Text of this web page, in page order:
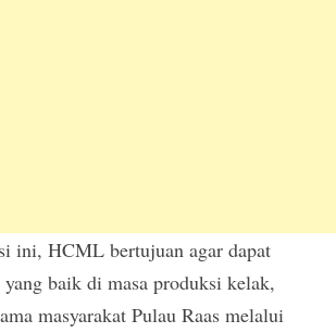
ini, HCML bertujuan agar dapat
baik di masa produksi kelak,
masyarakat Pulau Raas melalui